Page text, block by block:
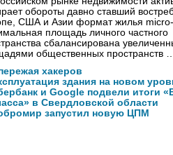
обороты давно ставший
США и Азии формат жилья micro-
площадь личного частного
сбалансирована
общественных пространств
хакеров
здания на новом
и Google подвели итоги
в Свердловской области
запустил новую ЦПМ